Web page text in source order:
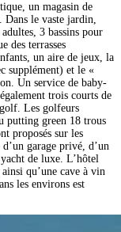
un magasin de
Dans le vaste jardin,
3 bassins pour
des terrasses
un aire de jeux, la
supplément) et le «
Un service de baby-
trois courts de
Les golfeurs
putting green 18 trous
proposés sur les
garage privé, d’un
de luxe. L’hôtel
qu’une cave à vin
les environs est